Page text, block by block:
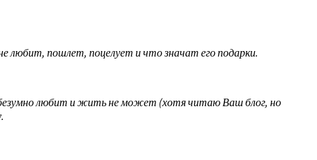
любит, пошлет, поцелует и что значат его подарки.
безумно любит и жить не может (хотя читаю Ваш блог, но